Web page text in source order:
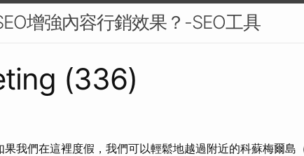
增強內容行銷效果？-SEO工具
(336)
果我們在這裡度假，我們可以輕鬆地越過附近的科蘇梅爾島